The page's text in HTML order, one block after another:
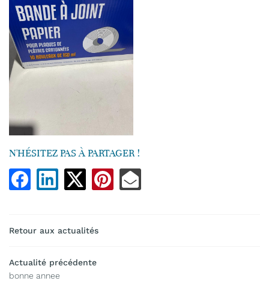
ACCUEIL
PHOTOS
AVIS
N'HÉSITEZ PAS À PARTAGER !
Retour aux actualités
Actualité précédente
bonne annee